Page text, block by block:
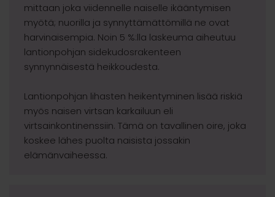
mittaan joka viidennelle naiselle ikääntymisen
myötä; nuorilla ja synnyttämättömillä ne ovat
harvinaisempia. Noin 5 %:lla laskeuma aiheutuu
lantionpohjan sidekudosrakenteen
synnynnäisestä heikkoudesta.
Lantionpohjan lihasten heikentyminen lisää riskiä
myös naisen virtsan karkailuun eli
virtsainkontinenssiin. Tämä on tavallinen oire, joka
koskee lähes puolta naisista jossakin
elämänvaiheessa.